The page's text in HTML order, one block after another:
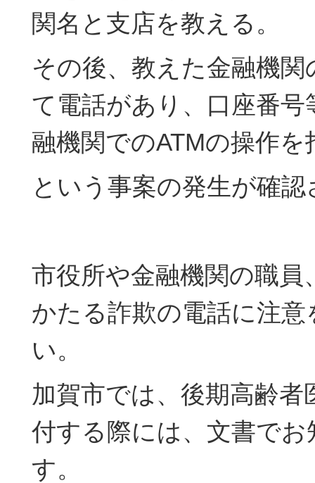
関名と支店を教える。
その後、教えた金融機
て電話があり、口座番号
融機関でのATMの操作
という事案の発生が確
市役所や金融機関の職員
かたる詐欺の電話に注
い。
加賀市では、後期高齢者
付する際には、文書で
す。